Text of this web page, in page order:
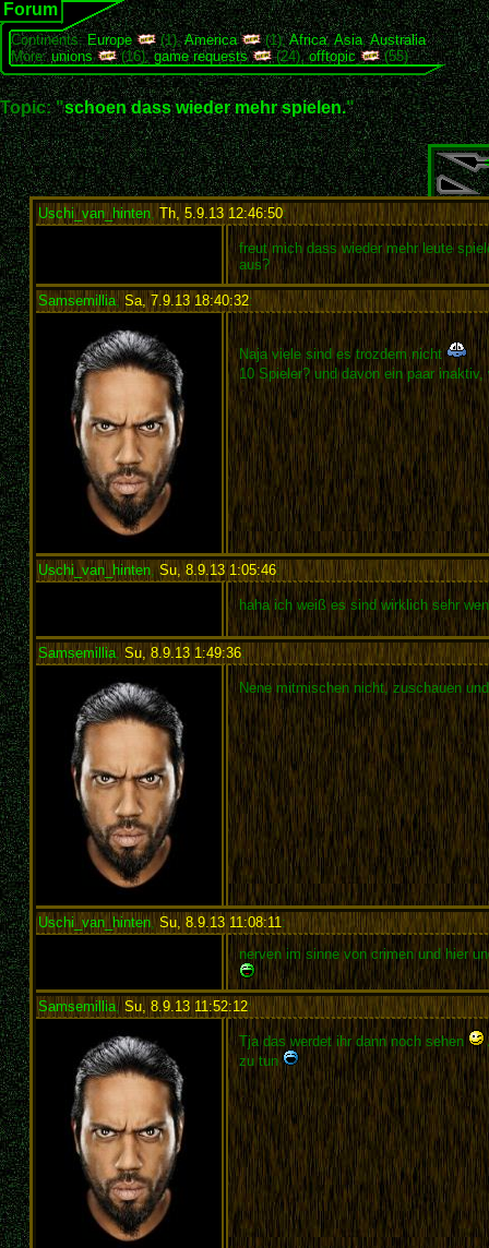
Forum
Continents:Europe (1),America (1),Africa,Asia,Australia
More:unions (16),game requests (24),offtopic (55)
Topic: "schoen dass wieder mehr spielen."
Uschi_van_hinten, Th, 5.9.13 12:46:50:
freut mich dass wieder mehr leute
aus?
Samsemillia, Sa, 7.9.13 18:40:32:
Naja viele sind es trozdem nicht
10 Spieler? und davon ein paar
Uschi_van_hinten,Su, 8.9.13 1:05:46:
haha ich weiß es sind wirklich sehr
Samsemillia, Su, 8.9.13 1:49:36:
Nene mitmischen nicht, zuschauen
Uschi_van_hinten, Su, 8.9.13 11:08:11:
nerven im sinne von crimen und hier
Samsemillia, Su, 8.9.13 11:52:12:
Tja das werdet ihr dann noch sehen
zu tun